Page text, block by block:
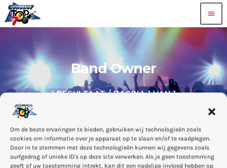
Om de beste ervaringen te bieden, gebruiken wij technologieën zoals
cookies om informatie over je apparaat op te slaan en/of te raadplegen.
Door in te stemmen met deze technologieën kunnen wij gegevens zoals
surfgedrag of unieke ID's op deze site verwerken. Als je geen toestemming
geeft of uw toestemming intrekt, kan dit een nadelige invloed hebben op
menu
Band Owner
1 RESULTAAT / PAGINA 1 VAN 1